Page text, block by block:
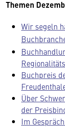
Themen
Wir segeln
Buchpreis
Über
der
Im